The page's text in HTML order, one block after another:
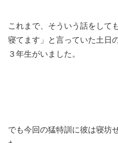
これまで、そういう話をして
寝てます」と言っていた土日
３年生がいました。
でも今回の猛特訓に彼は寝坊